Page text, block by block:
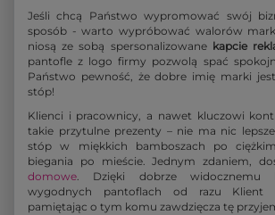
Jeśli chcą Państwo wypromować swój
sposób - warto wypróbować walorów
niosą ze sobą spersonalizowane kapcie
pantofle z logo firmy pozwolą spać
Państwo pewność, że dobre imię marki
stóp!
Klienci i pracownicy, a nawet kluczowi
takie przytulne prezenty – nie ma nic
stóp w miękkich bamboszach po
biegania po mieście. Jednym zdaniem,
domowe. Dzięki dobrze
wygodnych pantoflach od razu Klient
pamiętając o tym komu zawdzięcza tę